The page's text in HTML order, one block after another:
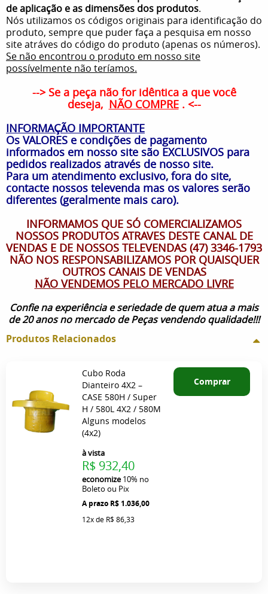
de aplicação e as dimensões dos produtos.
Nós utilizamos os códigos originais para identificação do
produto, sempre que puder faça a pesquisa em nosso
site atráves do código do produto (apenas os números).
Se não encontrou o produto em nosso site
possívelmente não teríamos.
--> Se a peça não for idêntica a que você
deseja, NÃO COMPRE. <--
INFORMAÇÃO IMPORTANTE
Os VALORES e condições de pagamento
informados em nosso site são EXCLUSIVOS para
pedidos realizados através de nosso site.
Para um atendimento exclusivo, fora do site,
contacte nossos televenda mas os valores serão
diferentes (geralmente mais caro).
INFORMAMOS QUE SÓ COMERCIALIZAMOS
NOSSOS PRODUTOS ATRAVES DESTE CANAL DE
VENDAS E DE NOSSOS TELEVENDAS (47) 3346-1793
NÃO NOS RESPONSABILIZAMOS POR QUAISQUER
OUTROS CANAIS DE VENDAS
NÃO VENDEMOS PELO MERCADO LIVRE
Confie na experiência e seriedade de quem atua a mais
de 20 anos no mercado de Peças vendendo qualidade!!!
Produtos Relacionados
Cubo Roda
Dianteiro 4X2 –
CASE 580H / Super
H / 580L 4X2 / 580M
Alguns modelos
(4x2)
R$ 1.036,00
à vista
R$ 932,40
economize10% no
Boleto ou Pix
12xde R$ 86,33
Comprar